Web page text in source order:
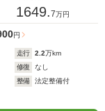
1649.7万円
円
走行 2.2万km
修復
なし
整備
法定整備付